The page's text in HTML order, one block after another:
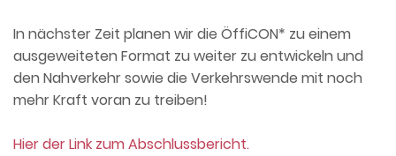
In nächster Zeit planen wir die ÖffiCON* zu einem
ausgeweiteten Format zu weiter zu entwickeln und
den Nahverkehr sowie die Verkehrswende mit noch
mehr Kraft voran zu treiben!
Hier der Link zum Abschlussbericht.